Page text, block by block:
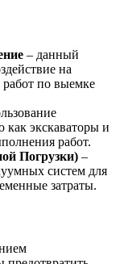
– данный
на
по выемке
как экскаваторы и
работ.
Погрузки) –
систем для
затраты.